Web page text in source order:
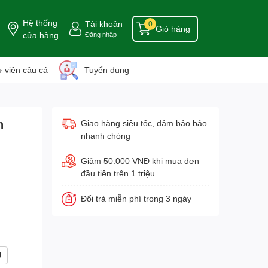
Hệ thống
cửa hàng
Tài khoản
Đăng nhập
Giỏ hàng
0
viện câu cá Tuyển dụng
Giao hàng siêu tốc, đảm bảo bảo
nhanh chóng
Giảm 50.000 VNĐ khi mua đơn
đầu tiên trên 1 triệu
Đổi trả miễn phí trong 3 ngày